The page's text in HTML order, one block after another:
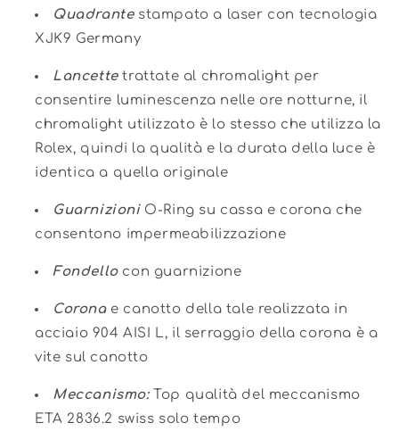
Quadrantestampato a laser con tecnologia
XJK9 Germany
Lancette trattate al chromalight per
consentire luminescenza nelle ore notturne, il
chromalight utilizzato è lo stesso che utilizza la
Rolex, quindi la qualità e la durata della luce è
identica a quella originale
Guarnizioni O-Ring su cassa e corona che
consentono impermeabilizzazione
Fondello con guarnizione
Corona e canotto della tale realizzata in
acciaio 904 AISI L, il serraggio della corona è a
vite sul canotto
Meccanismo:Top qualità del meccanismo
ETA 2836.2 swiss solo tempo